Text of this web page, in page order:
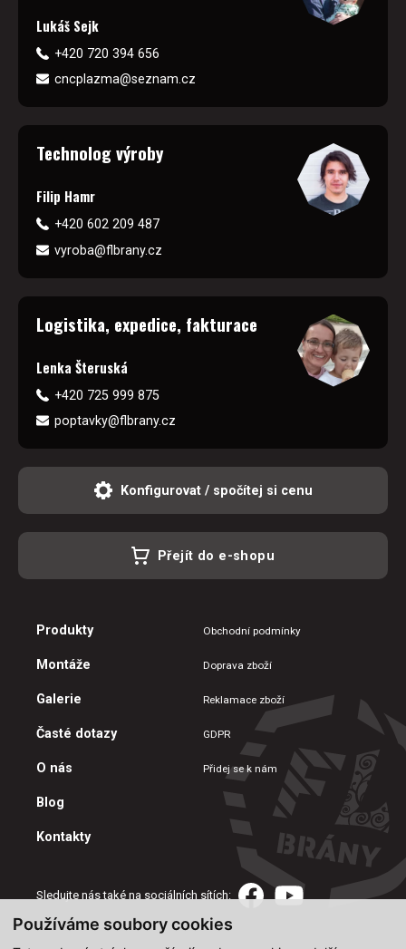
Používáme soubory cookies
Lukáš Sejk
+420 720 394 656
cncplazma@seznam.cz
Technolog výroby
Filip Hamr
+420 602 209 487
vyroba@flbrany.cz
Logistika, expedice, fakturace
Lenka Šteruská
+420 725 999 875
poptavky@flbrany.cz
Konfigurovat / spočítej si cenu
Přejít do e-shopu
Produkty
Montáže
Galerie
Časté dotazy
O nás
Blog
Kontakty
Obchodní podmínky
Doprava zboží
Reklamace zboží
GDPR
Přidej se k nám
Sledujte nás také na sociálních sítích: